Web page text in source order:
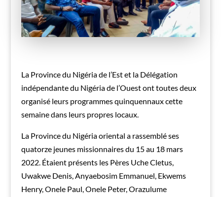
La Province du Nigéria de l’Est et la Délégation
indépendante du Nigéria de l’Ouest ont toutes deux
organisé leurs programmes quinquennaux cette
semaine dans leurs propres locaux.
La Province du Nigéria oriental a rassemblé ses
quatorze jeunes missionnaires du 15 au 18 mars
2022. Étaient présents les Pères Uche Cletus,
Uwakwe Denis, Anyaebosim Emmanuel, Ekwems
Henry, Onele Paul, Onele Peter, Orazulume